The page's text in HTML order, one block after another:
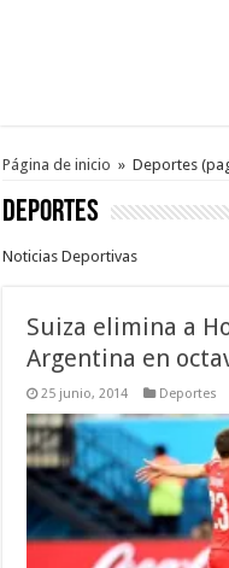
Página de inicio » Deportes
Deportes
Noticias Deportivas
Suiza elimina a
Argentina en
25 junio, 2014 Deportes